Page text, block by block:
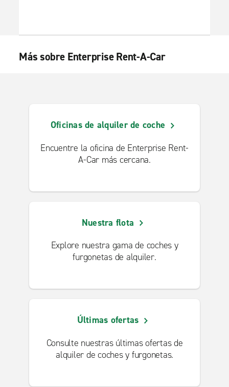
Más sobre Enterprise Rent-A-Car
Oficinas de alquiler de coche
Encuentre la oficina de Enterprise Rent-
A-Car más cercana.
Nuestra flota
Explore nuestra gama de coches y
furgonetas de alquiler.
Últimas ofertas
Consulte nuestras últimas ofertas de
alquiler de coches y furgonetas.